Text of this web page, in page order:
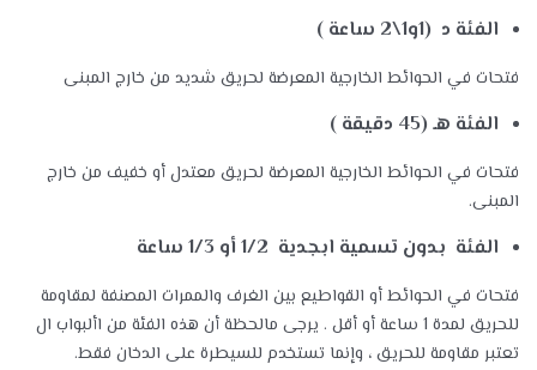
الفئة د (1و1\2 ساعة )
فتحات في الحوائط الخارجية المعرضة لحريق شديد من خارج المبنى
الفئة هـ (45 دقيقة )
فتحات في الحوائط الخارجية المعرضة لحريق معتدل أو خفيف من خارج
المبنى.
الفئة بدون تسمية ابجدية 1/2 أو 1/3 ساعة
فتحات في الحوائط أو القواطيع بين الغرف والممرات المصنفة لمقاومة
للحريق لمدة 1 ساعة أو أقل . يرجى مالحظة أن هذه الفئة من األبواب ال
تعتبر مقاومة للحريق ، وإنما تستخدم للسيطرة على الدخان فقط.